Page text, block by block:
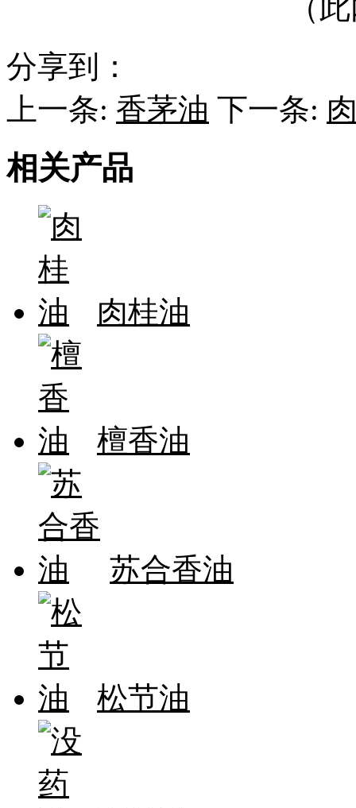
（
分享到：
上一条: 香茅油 下一条:
相关产品
肉桂油
檀香油
苏合香油
松节油